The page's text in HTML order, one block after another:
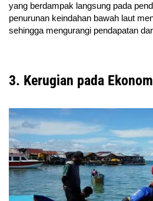
yang berdampak langsung pada
penurunan keindahan bawah laut
sehingga mengurangi pendapatan
3. Kerugian pada